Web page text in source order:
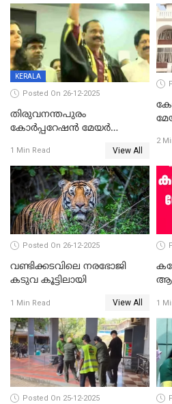
ഡെപ്യൂട്ടി മേയർ സ്ഥാനത്ത്
താഹിറിന് വിജയം
KERALA
Posted On 26-12-2025
തിരുവനന്തപുരം
കോര്‍പ്പറേഷന്‍ മേയര്‍
ഹൈക്കോടതിയിലേക്ക്;
സത്യപ്രതിജ്ഞ ചടങ്ങില്‍
ചട്ടലംഘനമെന്ന് പാർട്ടി
1 Min Read View All
2
Posted On 26-12-2025
വണ്ടിക്കടവിലെ നരഭോജി
കടുവ കൂട്ടിലായി
1 Min Read View All 1
Posted On 25-12-2025